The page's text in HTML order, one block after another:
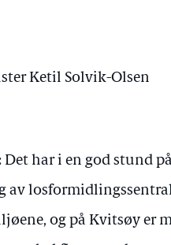
Ketil Solvik-Olsen
Det har i en god stund
av
og på Kvitsøy er